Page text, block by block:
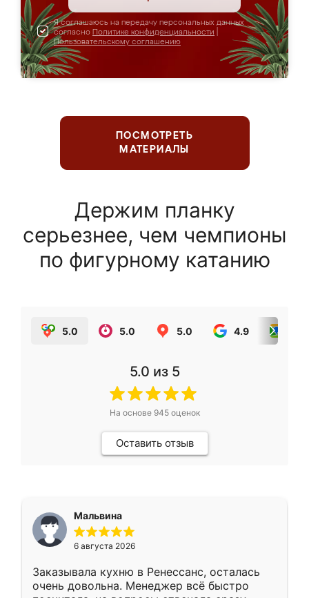
Я соглашаюсь на передачу персональных данных
согласно Политике конфиденциальности
Пользовательскому соглашению
ПОСМОТРЕТЬ
МАТЕРИАЛЫ
Держим планку
серьезнее, чем чемпионы
по фигурному катанию
5.0 5.0 5.0 4.9
5.0 из 5
На основе 945оценок
Оставить отзыв
Мальвина
6 августа 2026
Заказывала кухню в Ренессанс, осталась
очень довольна. Менеджер всё быстро